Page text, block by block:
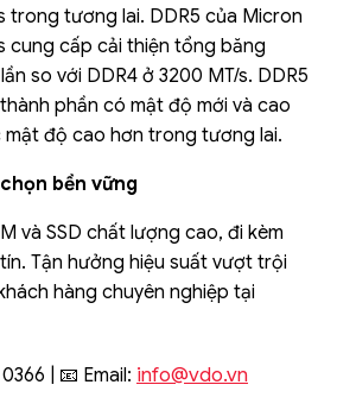
trong tương lai. DDR5 của Micron
cung cấp cải thiện tổng băng
so với DDR4 ở 3200 MT/s. DDR5
phần có mật độ mới và cao
mật độ cao hơn trong tương lai.
bền vững
và SSD chất lượng cao, đi kèm
Tận hưởng hiệu suất vượt trội
hàng chuyên nghiệp tại
| 📧 Email: info@vdo.vn